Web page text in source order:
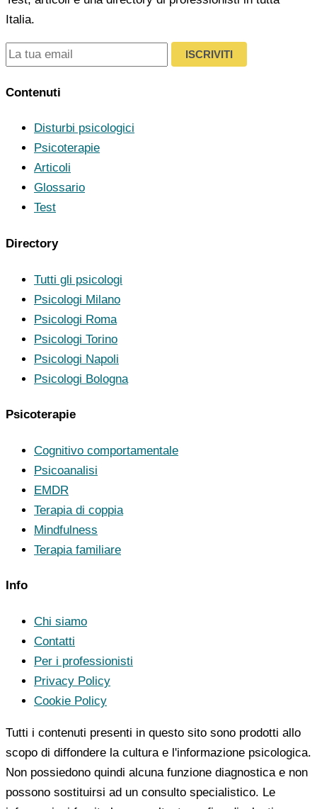
Italia.
ISCRIVITI
Contenuti
Disturbi psicologici
Psicoterapie
Articoli
Glossario
Test
Directory
Tutti gli psicologi
Psicologi Milano
Psicologi Roma
Psicologi Torino
Psicologi Napoli
Psicologi Bologna
Psicoterapie
Cognitivo comportamentale
Psicoanalisi
EMDR
Terapia di coppia
Mindfulness
Terapia familiare
Info
Chi siamo
Contatti
Per i professionisti
Privacy Policy
Cookie Policy
Tutti i contenuti presenti in questo sito sono prodotti allo
scopo di diffondere la cultura e l'informazione psicologica.
Non possiedono quindi alcuna funzione diagnostica e non
possono sostituirsi ad un consulto specialistico. Le